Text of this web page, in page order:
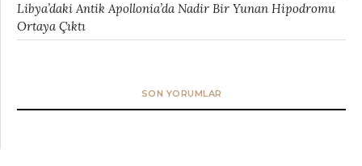
Libya’daki Antik Apollonia’da Nadir Bir Yunan Hipodromu
Ortaya Çıktı
SON YORUMLAR